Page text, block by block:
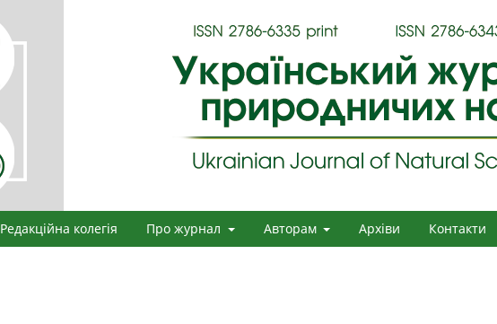
Редакційна колегія Про журнал Авторам Архіви Контакти